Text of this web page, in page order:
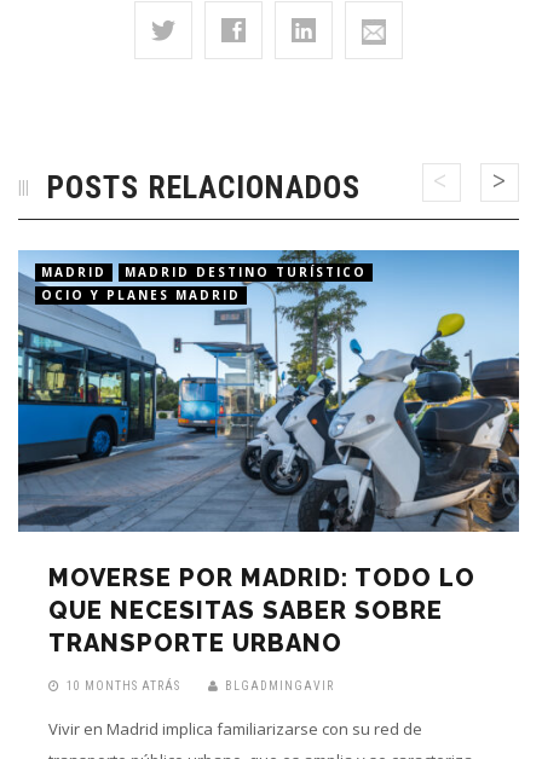
POSTS RELACIONADOS
MADRID
MADRID DESTINO TURÍSTICO
OCIO Y PLANES MADRID
MOVERSE POR MADRID: TODO LO
QUE NECESITAS SABER SOBRE
TRANSPORTE URBANO
10 MONTHS ATRÁS BLGADMINGAVIR
Vivir en Madrid implica familiarizarse con su red de